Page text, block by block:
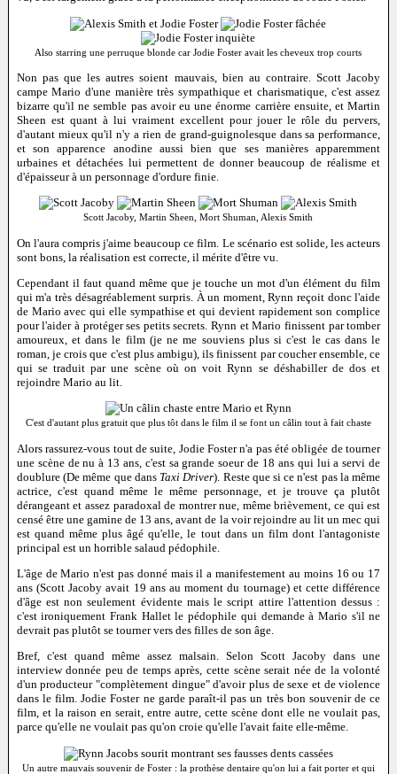
Also starring une perruque blonde car Jodie Foster avait les cheveux trop courts
Non pas que les autres soient mauvais, bien au contraire. Scott Jacoby
campe Mario d'une manière très sympathique et charismatique, c'est assez
bizarre qu'il ne semble pas avoir eu une énorme carrière ensuite, et Martin
Sheen est quant à lui vraiment excellent pour jouer le rôle du pervers,
d'autant mieux qu'il n'y a rien de grand-guignolesque dans sa performance,
et son apparence anodine aussi bien que ses manières apparemment
urbaines et détachées lui permettent de donner beaucoup de réalisme et
d'épaisseur à un personnage d'ordure finie.
Scott Jacoby, Martin Sheen, Mort Shuman, Alexis Smith
On l'aura compris j'aime beaucoup ce film. Le scénario est solide, les acteurs
sont bons, la réalisation est correcte, il mérite d'être vu.
Cependant il faut quand même que je touche un mot d'un élément du film
qui m'a très désagréablement surpris. À un moment, Rynn reçoit donc l'aide
de Mario avec qui elle sympathise et qui devient rapidement son complice
pour l'aider à protéger ses petits secrets. Rynn et Mario finissent par tomber
amoureux, et dans le film (je ne me souviens plus si c'est le cas dans le
roman, je crois que c'est plus ambigu), ils finissent par coucher ensemble, ce
qui se traduit par une scène où on voit Rynn se déshabiller de dos et
rejoindre Mario au lit.
C'est d'autant plus gratuit que plus tôt dans le film il se font un câlin tout à fait chaste
Alors rassurez-vous tout de suite, Jodie Foster n'a pas été obligée de tourner
une scène de nu à 13 ans, c'est sa grande soeur de 18 ans qui lui a servi de
doublure (De même que dans Taxi Driver). Reste que si ce n'est pas la même
actrice, c'est quand même le même personnage, et je trouve ça plutôt
dérangeant et assez paradoxal de montrer nue, même brièvement, ce qui est
censé être une gamine de 13 ans, avant de la voir rejoindre au lit un mec qui
est quand même plus âgé qu'elle, le tout dans un film dont l'antagoniste
principal est un horrible salaud pédophile.
L'âge de Mario n'est pas donné mais il a manifestement au moins 16 ou 17
ans (Scott Jacoby avait 19 ans au moment du tournage) et cette différence
d'âge est non seulement évidente mais le script attire l'attention dessus :
c'est ironiquement Frank Hallet le pédophile qui demande à Mario s'il ne
devrait pas plutôt se tourner vers des filles de son âge.
Bref, c'est quand même assez malsain. Selon Scott Jacoby dans une
interview donnée peu de temps après, cette scène serait née de la volonté
d'un producteur "complètement dingue" d'avoir plus de sexe et de violence
dans le film. Jodie Foster ne garde paraît-il pas un très bon souvenir de ce
film, et la raison en serait, entre autre, cette scène dont elle ne voulait pas,
parce qu'elle ne voulait pas qu'on croie qu'elle l'avait faite elle-même.
Un autre mauvais souvenir de Foster : la prothèse dentaire qu'on lui a fait porter et qui